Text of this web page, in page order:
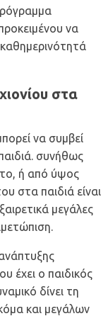
να
στα
να συμβεί
συνήθως
ή από ύψος
στα παιδιά είναι
μεγάλες
έχει ο παιδικός
δίνει τη
και μεγάλων